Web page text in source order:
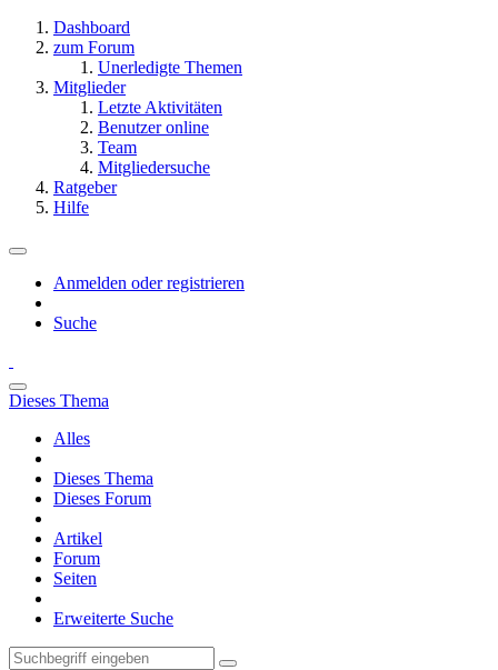
Dashboard
zum Forum
Unerledigte Themen
Mitglieder
Letzte Aktivitäten
Benutzer online
Team
Mitgliedersuche
Ratgeber
Hilfe
Anmelden oder registrieren
Suche
Dieses Thema
Alles
Dieses Thema
Dieses Forum
Artikel
Forum
Seiten
Erweiterte Suche